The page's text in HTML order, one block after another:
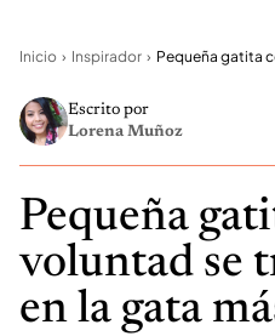
Inicio Inspirador
Escrito por
Lorena Muñoz
Pequeña
voluntad se
en la gata